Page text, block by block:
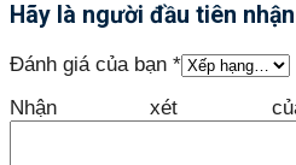
Hãy là người đầu tiên
Đánh giá của bạn *
Nhận xét